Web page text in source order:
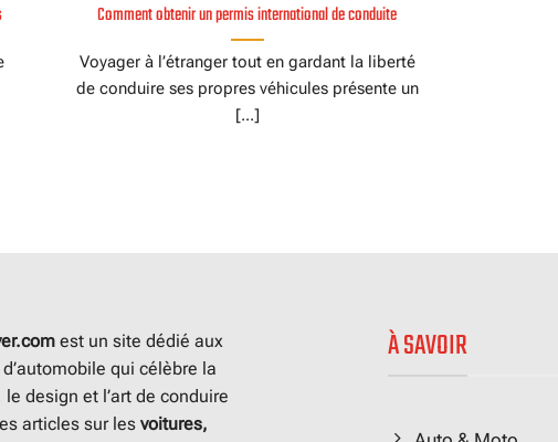
Comment obtenir un permis international de conduite
Voyager à l’étranger tout en gardant la liberté
de conduire ses propres véhicules présente un
[...]
est un site dédié aux
qui célèbre la
design et l’art de conduire
articles sur les voitures,
À SAVOIR